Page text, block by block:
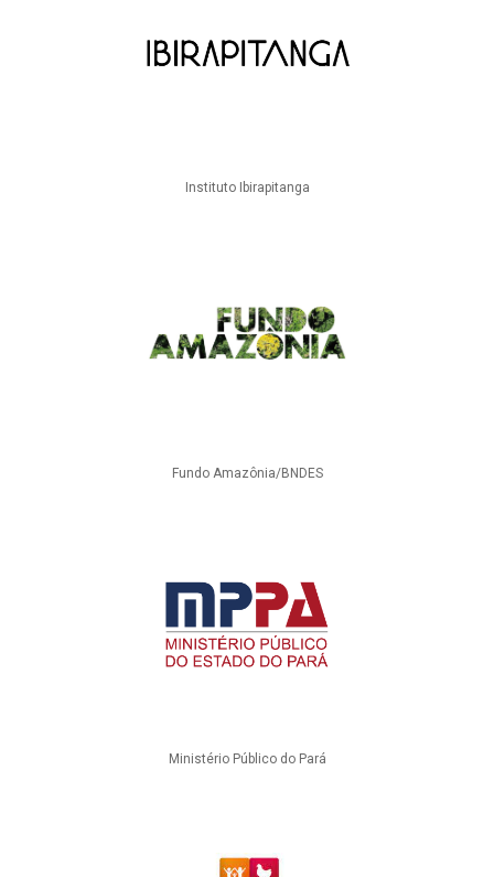
Instituto Ibirapitanga
Fundo Amazônia/BNDES
Ministério Público do Pará